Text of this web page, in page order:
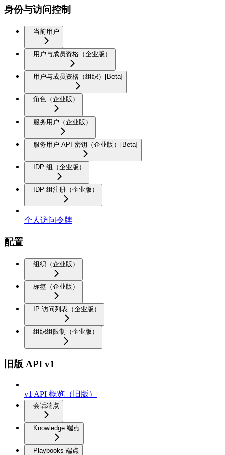
身份与访问控制
当前用户
用户与成员资格（企业版）
用户与成员资格（组织）[Beta]
角色（企业版）
服务用户（企业版）
服务用户 API 密钥（企业版）[Beta]
IDP 组（企业版）
IDP 组注册（企业版）
个人访问令牌
配置
组织（企业版）
标签（企业版）
IP 访问列表（企业版）
组织组限制（企业版）
旧版 API v1
v1 API 概览（旧版）
会话端点
Knowledge 端点
Playbooks 端点